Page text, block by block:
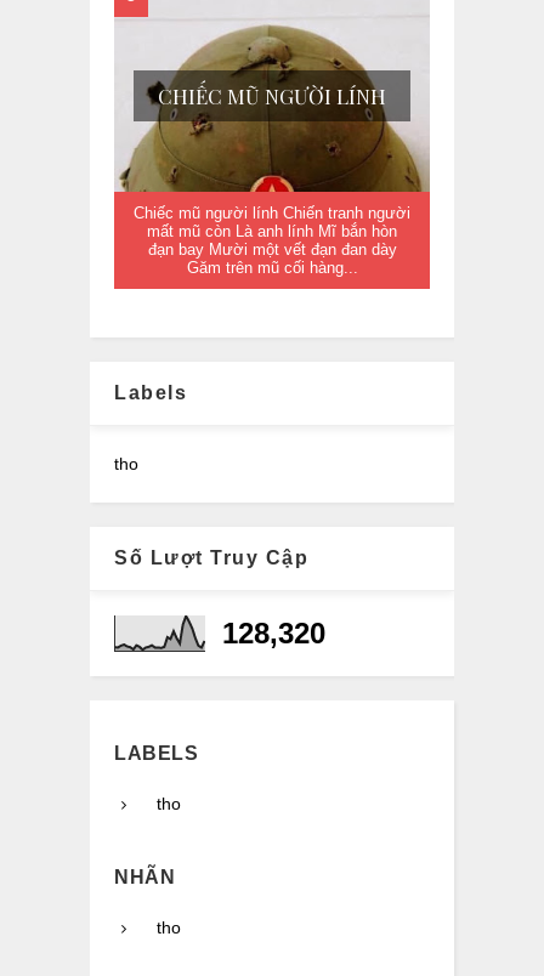
CHIẾC MŨ NGƯỜI LÍNH
Chiếc mũ người lính Chiến tranh người
mất mũ còn Là anh lính Mĩ bắn hòn
đạn bay Mười một vết đạn đan dày
Găm trên mũ cối hàng...
Labels
tho
Số Lượt Truy Cập
128,320
LABELS
tho
NHÃN
tho